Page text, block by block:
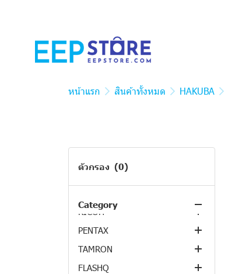
หน้าแรก สินค้าทั้งหมด HAKUBA
ตัวกรอง (0)
Category
สินค้าทั้งหมด
Compact Cameras
RICOH
Cameras
Action & 360 Cameras
Compact Cameras
Accessories
Batteries & Chargers
Clearance
PENTAX
Cameras
Compact Cameras
Lenses
TAMRON
Lenses
FLASHQ